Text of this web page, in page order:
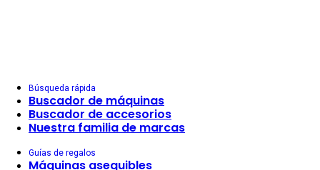
Búsqueda rápida
Buscador de máquinas
Buscador de accesorios
Nuestra familia de marcas
Guías de regalos
Máquinas asequibles